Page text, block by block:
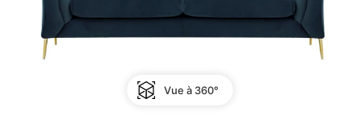
Vue à 360°